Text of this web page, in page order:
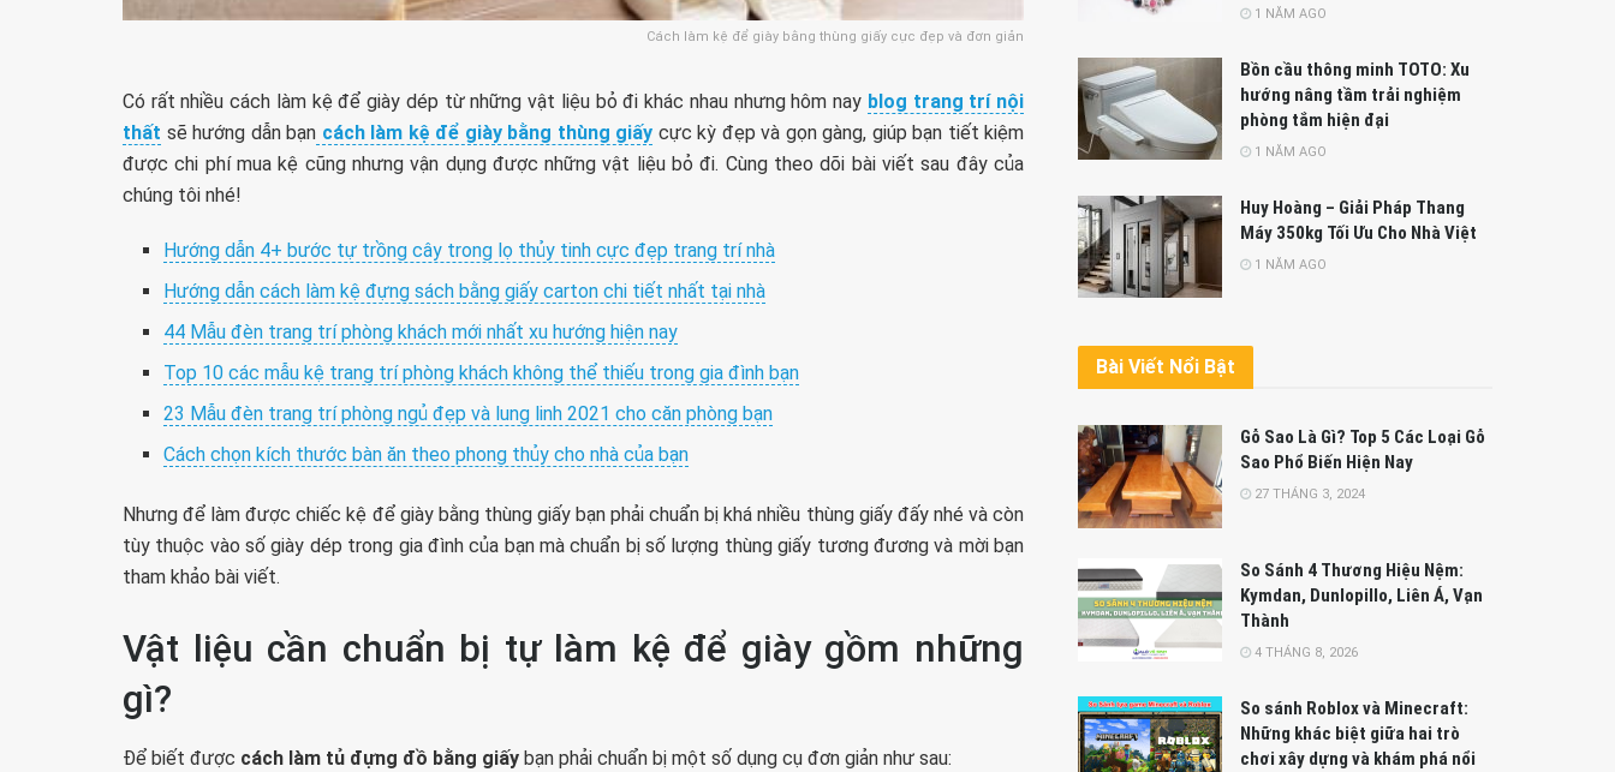
Cách làm kệ để giày bằng thùng giấy cực đẹp và đơn giản
Có rất nhiều cách làm kệ để giày dép từ những vật liệu bỏ đi khác nhau nhưng hôm nay blog trang trí nội
thất sẽ hướng dẫn bạn cách làm kệ để giày bằng thùng giấy cực kỳ đẹp và gọn gàng, giúp bạn tiết kiệm
được chi phí mua kệ cũng nhưng vận dụng được những vật liệu bỏ đi. Cùng theo dõi bài viết sau đây của
chúng tôi nhé!
Hướng dẫn 4+ bước tự trồng cây trong lọ thủy tinh cực đẹp trang trí nhà
Hướng dẫn cách làm kệ đựng sách bằng giấy carton chi tiết nhất tại nhà
44 Mẫu đèn trang trí phòng khách mới nhất xu hướng hiện nay
Top 10 các mẫu kệ trang trí phòng khách không thể thiếu trong gia đình bạn
23 Mẫu đèn trang trí phòng ngủ đẹp và lung linh 2021 cho căn phòng bạn
Cách chọn kích thước bàn ăn theo phong thủy cho nhà của bạn
Nhưng để làm được chiếc kệ để giày bằng thùng giấy bạn phải chuẩn bị khá nhiều thùng giấy đấy nhé và còn
tùy thuộc vào số giày dép trong gia đình của bạn mà chuẩn bị số lượng thùng giấy tương đương và mời bạn
tham khảo bài viết.
Vật liệu cần chuẩn bị tự làm kệ để giày gồm những
gì?
Để biết được cách làm tủ đựng đồ bằng giấy bạn phải chuẩn bị một số dụng cụ đơn giản như sau:
1 NĂM AGO
Bồn cầu thông minh TOTO: Xu
hướng nâng tầm trải nghiệm
phòng tắm hiện đại
1 NĂM AGO
Huy Hoàng – Giải Pháp Thang
Máy 350kg Tối Ưu Cho Nhà Việt
1 NĂM AGO
Bài Viết Nổi Bật
Gỗ Sao Là Gì? Top 5 Các Loại Gỗ
Sao Phổ Biến Hiện Nay
27 THÁNG 3, 2024
So Sánh 4 Thương Hiệu Nệm:
Kymdan, Dunlopillo, Liên Á, Vạn
Thành
4 THÁNG 8, 2026
So sánh Roblox và Minecraft:
Những khác biệt giữa hai trò
chơi xây dựng và khám phá nổi